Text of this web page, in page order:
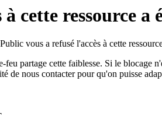
à cette ressource a
vous a refusé l'accès à cette
feu partage cette faiblesse. Si le blocage
de nous contacter pour qu'on puisse